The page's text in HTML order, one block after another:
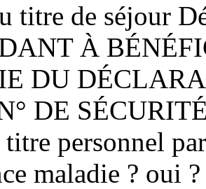
titre de séjour
À
DU
DE
titre personnel
maladie ? oui